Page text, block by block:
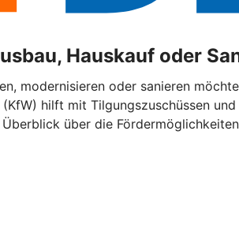
Hauskauf oder
modernisieren oder sanieren
hilft mit Tilgungszuschüssen
über die